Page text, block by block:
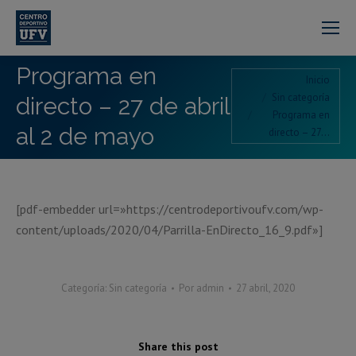
Programa en
directo – 27 de abril
al 2 de mayo
Inicio
Sin categoría
Programa en
directo – 27…
[pdf-embedder url=»https://centrodeportivoufv.com/wp-
content/uploads/2020/04/Parrilla-EnDirecto_16_9.pdf»]
Categoría: Sin categoría Por admin 27 abril, 2020
Share this post